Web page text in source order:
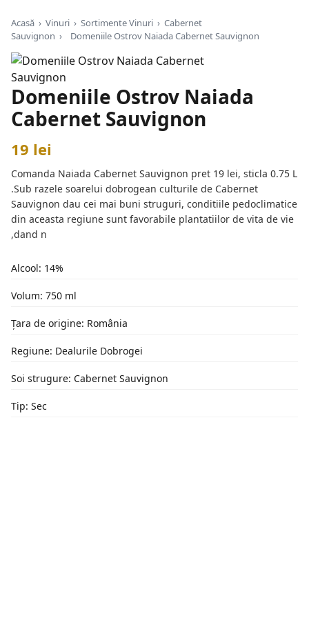
Acasă › Vinuri › Sortimente Vinuri › Cabernet
Sauvignon › Domeniile Ostrov Naiada Cabernet Sauvignon
Domeniile Ostrov Naiada
Cabernet Sauvignon
19 lei
Comanda Naiada Cabernet Sauvignon pret 19 lei, sticla 0.75 L
.Sub razele soarelui dobrogean culturile de Cabernet
Sauvignon dau cei mai buni struguri, conditiile pedoclimatice
din aceasta regiune sunt favorabile plantatiilor de vita de vie
,dand n
Alcool: 14%
Volum: 750 ml
Țara de origine: România
Regiune: Dealurile Dobrogei
Soi strugure: Cabernet Sauvignon
Tip: Sec